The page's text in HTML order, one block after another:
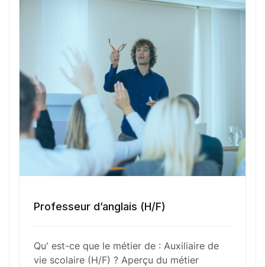
Votre e-mail
Numéro de téléphone
Sélectionner une agence Oxygène Intérim/ BTT
Votre CV
Glisser & déposer les fichiers ici
Parcourir les fichiers
0
Professeur d’anglais (H/F)
Qu' est-ce que le métier de : Auxiliaire de
vie scolaire (H/F) ? Aperçu du métier